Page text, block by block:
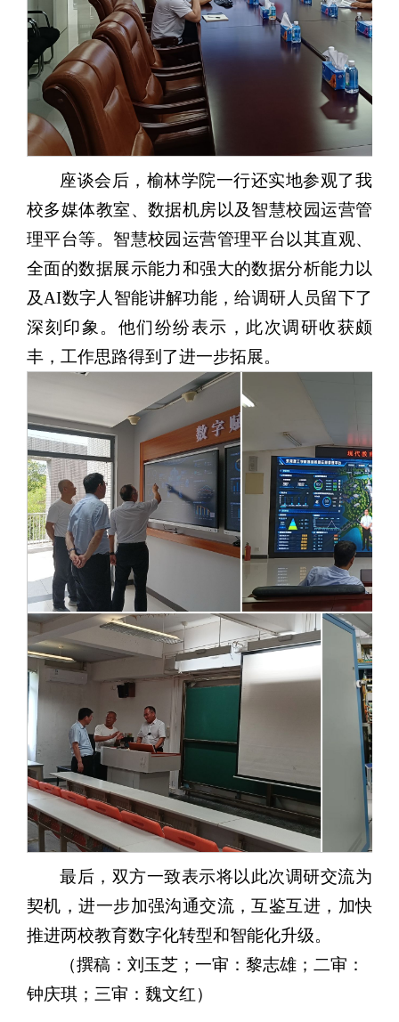
座谈会后，榆林学院一行还实地参观了我
校多媒体教室、数据机房以及智慧校园运营管
理平台等。智慧校园运营管理平台以其直观、
全面的数据展示能力和强大的数据分析能力以
及AI数字人智能讲解功能，给调研人员留下了
深刻印象。他们纷纷表示，此次调研收获颇
丰，工作思路得到了进一步拓展。
最后，双方一致表示将以此次调研交流为
契机，进一步加强沟通交流，互鉴互进，加快
推进两校教育数字化转型和智能化升级。
（撰稿：刘玉芝；一审：黎志雄；二审：
钟庆琪；三审：魏文红）